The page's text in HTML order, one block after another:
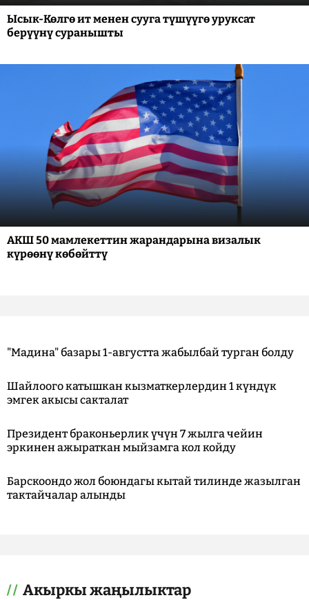
Ысык-Көлгө ит менен сууга түшүүгө уруксат
берүүнү суранышты
АКШ 50 мамлекеттин жарандарына визалык
күрөөнү көбөйттү
"Мадина" базары 1-августта жабылбай турган болду
Шайлоого катышкан кызматкерлердин 1 күндүк
эмгек акысы сакталат
Президент браконьерлик үчүн 7 жылга чейин
эркинен ажыраткан мыйзамга кол койду
Барскоондо жол боюндагы кытай тилинде жазылган
тактайчалар алынды
Акыркы жаңылыктар